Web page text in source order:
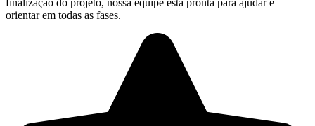
finalização do projeto, nossa equipe está pronta para ajudar e
orientar em todas as fases.